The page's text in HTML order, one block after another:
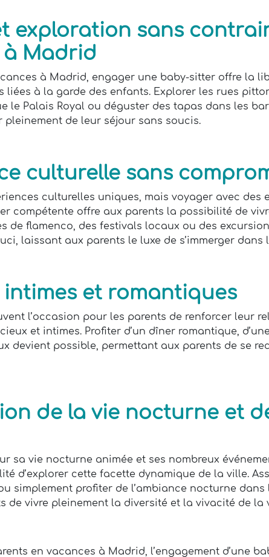
exploration sans
Madrid
à Madrid, engager une baby-sitter offre la
liées à la garde des enfants. Explorer les rues
le Palais Royal ou déguster des tapas dans les
pleinement de leur séjour sans soucis.
culturelle sans
culturelles uniques, mais voyager avec
compétente offre aux parents la possibilité de
de flamenco, des festivals locaux ou des
laissant aux parents le luxe de s’immerger
intimes et romantiques
l’occasion pour les parents de renforcer leur
et intimes. Profiter d’un dîner romantique,
devient possible, permettant aux parents de se
de la vie nocturne et
sa vie nocturne animée et ses nombreux
d’explorer cette facette dynamique de la ville.
simplement profiter de l’ambiance nocturne
de vivre pleinement la diversité et la vivacité de la
en vacances à Madrid, l’engagement d’une